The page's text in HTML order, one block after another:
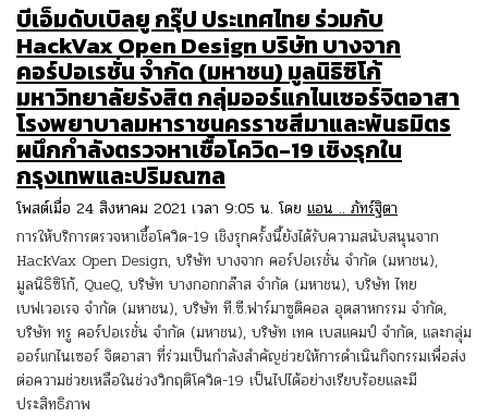
บีเอ็มดับเบิลยู กรุ๊ป ประเทศไทย ร่วมกับ
HackVax Open Design บริษัท บางจาก
คอร์ปอเรชั่น จำกัด (มหาชน) มูลนิธิซิโก้
มหาวิทยาลัยรังสิต กลุ่มออร์แกไนเซอร์จิตอาสา
โรงพยาบาลมหาราชนครราชสีมาและพันธมิตร
ผนึกกำลังตรวจหาเชื้อโควิด-19 เชิงรุกใน
กรุงเทพและปริมณฑล
โพสต์เมื่อ 24 สิงหาคม 2021 เวลา 9:05 น. โดย แอน .. ภัทร์ฐิตา
การให้บริการตรวจหาเชื้อโควิด-19 เชิงรุกครั้งนี้ยังได้รับความสนับสนุนจาก
HackVax Open Design, บริษัท บางจาก คอร์ปอเรชั่น จำกัด (มหาชน),
มูลนิธิซิโก้, QueQ, บริษัท บางกอกกล๊าส จำกัด (มหาชน), บริษัท ไทย
เบฟเวอเรจ จำกัด (มหาชน), บริษัท ที.ซี.ฟาร์มาซูติคอล อุตสาหกรรม จำกัด,
บริษัท ทรู คอร์ปอเรชั่น จำกัด (มหาชน), บริษัท เทค เบสแคมป์ จำกัด, และกลุ่ม
ออร์แกไนเซอร์ จิตอาสา ที่ร่วมเป็นกำลังสำคัญช่วยให้การดำเนินกิจกรรมเพื่อส่ง
ต่อความช่วยเหลือในช่วงวิกฤติโควิด-19 เป็นไปได้อย่างเรียบร้อยและมี
ประสิทธิภาพ